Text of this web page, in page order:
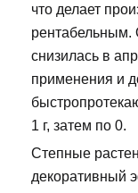
что делает
рентабельным.
снизилась в
применения и
1 г, затем по 0.
Степные
декоративный